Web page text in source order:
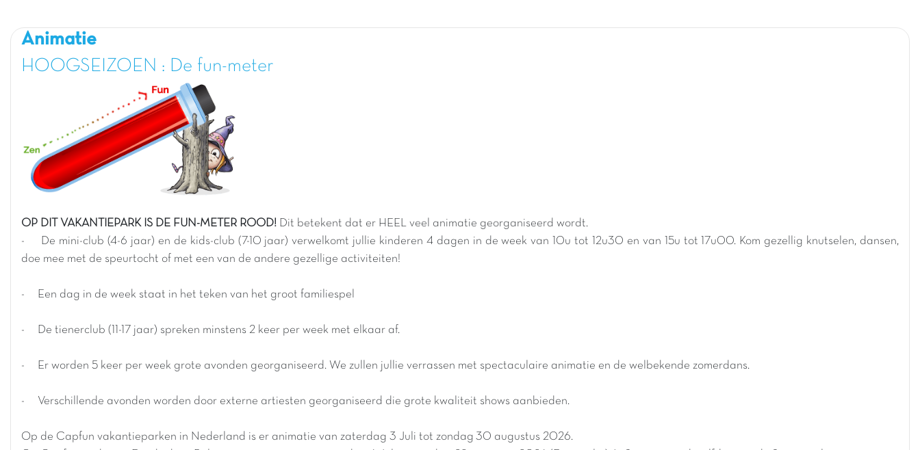
Animatie
HOOGSEIZOEN : De fun-meter
OP DIT VAKANTIEPARK IS DE FUN-METER ROOD! Dit betekent dat er HEEL veel animatie georganiseerd wordt.
- De mini-club (4-6 jaar) en de kids-club (7-10 jaar) verwelkomt jullie kinderen 4 dagen in de week van 10u tot 12u30 en van 15u tot 17u00. Kom gezellig knutselen, dansen,
doe mee met de speurtocht of met een van de andere gezellige activiteiten!
- Een dag in de week staat in het teken van het groot familiespel
- De tienerclub (11-17 jaar) spreken minstens 2 keer per week met elkaar af.
- Er worden 5 keer per week grote avonden georganiseerd. We zullen jullie verrassen met spectaculaire animatie en de welbekende zomerdans.
- Verschillende avonden worden door externe artiesten georganiseerd die grote kwaliteit shows aanbieden.
Op de Capfun vakantieparken in Nederland is er animatie van zaterdag 3 Juli tot zondag 30 augustus 2026.